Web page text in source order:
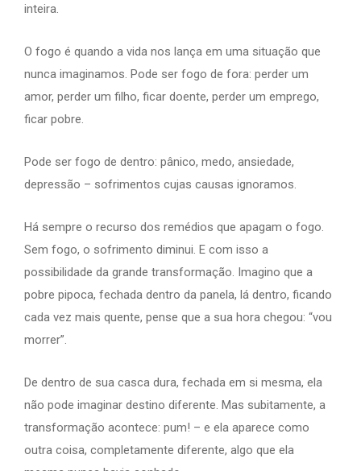
inteira.
O fogo é quando a vida nos lança em uma situação que
nunca imaginamos. Pode ser fogo de fora: perder um
amor, perder um filho, ficar doente, perder um emprego,
ficar pobre.
Pode ser fogo de dentro: pânico, medo, ansiedade,
depressão – sofrimentos cujas causas ignoramos.
Há sempre o recurso dos remédios que apagam o fogo.
Sem fogo, o sofrimento diminui. E com isso a
possibilidade da grande transformação. Imagino que a
pobre pipoca, fechada dentro da panela, lá dentro, ficando
cada vez mais quente, pense que a sua hora chegou: “vou
morrer”.
De dentro de sua casca dura, fechada em si mesma, ela
não pode imaginar destino diferente. Mas subitamente, a
transformação acontece: pum! – e ela aparece como
outra coisa, completamente diferente, algo que ela